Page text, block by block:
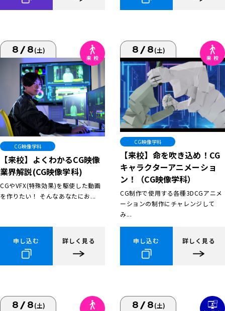
8/8(土)
CG映像学科
【来校】よくわかるCG映像
業界解説(CG映像学科)
CGやVFX(特殊効果)を駆使した動画
を作りたい！ そんなあなたにお...
申し込む 詳しく見る
8/8(土)
CG映像学科
【来校】命を吹き込め！CG
キャラクターアニメーショ
ン！（CG映像学科）
CG制作で使用する各種3DCGアニメ
ーションの制作にチャレンジして
み...
申し込む 詳しく見る
8/8(土) 8/8(土)